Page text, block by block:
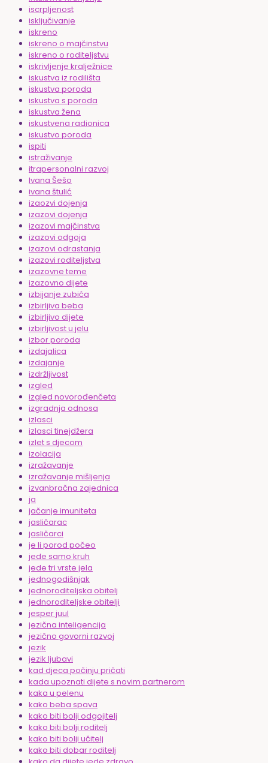
iscrpljenost
isključivanje
iskreno
iskreno o majčinstvu
iskreno o roditeljstvu
iskrivljenje kralježnice
iskustva iz rodilišta
iskustva poroda
iskustva s poroda
iskustva žena
iskustvena radionica
iskustvo poroda
ispiti
istraživanje
itrapersonalni razvoj
Ivana Šešo
ivana štulić
izaozvi dojenja
izazovi dojenja
izazovi majčinstva
izazovi odgoja
izazovi odrastanja
izazovi roditeljstva
izazovne teme
izazovno dijete
izbijanje zubića
izbirljiva beba
izbirljivo dijete
izbirljivost u jelu
izbor poroda
izdajalica
izdajanje
izdržljivost
izgled
izgled novorođenčeta
izgradnja odnosa
izlasci
izlasci tinejdžera
izlet s djecom
izolacija
izražavanje
izražavanje mišljenja
izvanbračna zajednica
ja
jačanje imuniteta
jasličarac
jasličarci
je li porod počeo
jede samo kruh
jede tri vrste jela
jednogodišnjak
jednoroditeljska obitelj
jednoroditeljske obitelji
jesper juul
jezična inteligencija
jezično govorni razvoj
jezik
jezik ljubavi
kad djeca počinju pričati
kada upoznati dijete s novim partnerom
kaka u pelenu
kako beba spava
kako biti bolji odgojitelj
kako biti bolji roditelj
kako biti bolji učitelj
kako biti dobar roditelj